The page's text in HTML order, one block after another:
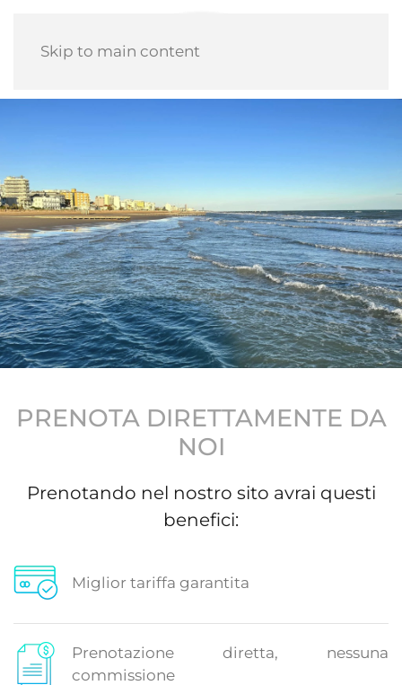
Skip to main content
PRENOTA DIRETTAMENTE DA
NOI
Prenotando nel nostro sito avrai questi
benefici:
Miglior tariffa garantita
Prenotazione diretta, nessuna
commissione